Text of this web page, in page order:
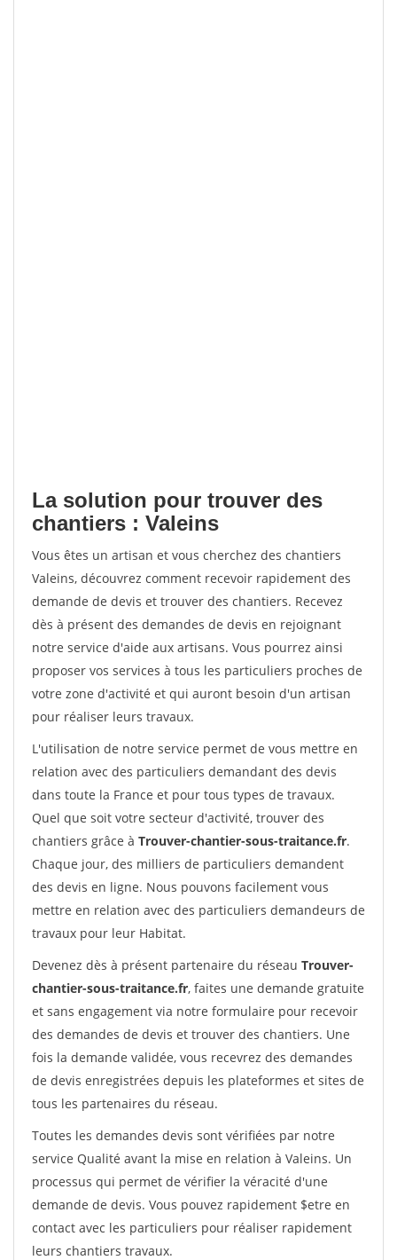
La solution pour trouver des
chantiers : Valeins
Vous êtes un artisan et vous cherchez des chantiers
Valeins, découvrez comment recevoir rapidement des
demande de devis et trouver des chantiers. Recevez
dès à présent des demandes de devis en rejoignant
notre service d'aide aux artisans. Vous pourrez ainsi
proposer vos services à tous les particuliers proches de
votre zone d'activité et qui auront besoin d'un artisan
pour réaliser leurs travaux.
L'utilisation de notre service permet de vous mettre en
relation avec des particuliers demandant des devis
dans toute la France et pour tous types de travaux.
Quel que soit votre secteur d'activité, trouver des
chantiers grâce à Trouver-chantier-sous-traitance.fr.
Chaque jour, des milliers de particuliers demandent
des devis en ligne. Nous pouvons facilement vous
mettre en relation avec des particuliers demandeurs de
travaux pour leur Habitat.
Devenez dès à présent partenaire du réseau Trouver-
chantier-sous-traitance.fr, faites une demande gratuite
et sans engagement via notre formulaire pour recevoir
des demandes de devis et trouver des chantiers. Une
fois la demande validée, vous recevrez des demandes
de devis enregistrées depuis les plateformes et sites de
tous les partenaires du réseau.
Toutes les demandes devis sont vérifiées par notre
service Qualité avant la mise en relation à Valeins. Un
processus qui permet de vérifier la véracité d'une
demande de devis. Vous pouvez rapidement $etre en
contact avec les particuliers pour réaliser rapidement
leurs chantiers travaux.